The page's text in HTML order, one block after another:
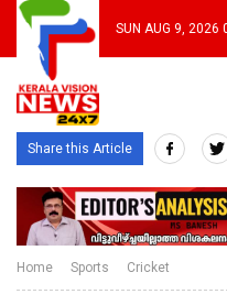
SUN AUG 9, 2026
Share this Article
Home Sports Cricket